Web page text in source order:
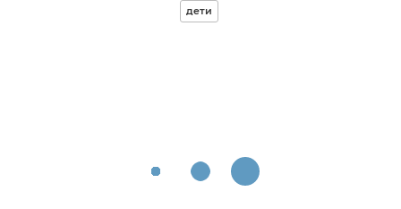
дети